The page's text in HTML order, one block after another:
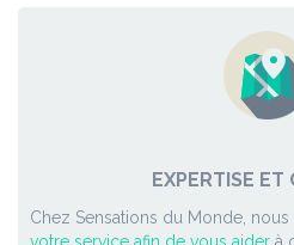
EXPERTISE ET
Chez Sensations du Monde,